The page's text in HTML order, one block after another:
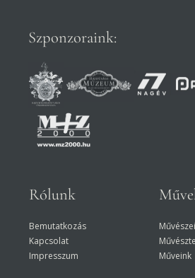
Szponzoraink:
Rólunk
Bemutatkozás
Kapcsolat
Impresszum
Műveink